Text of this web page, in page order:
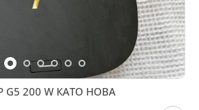
G5 200 W КАТО НОВА